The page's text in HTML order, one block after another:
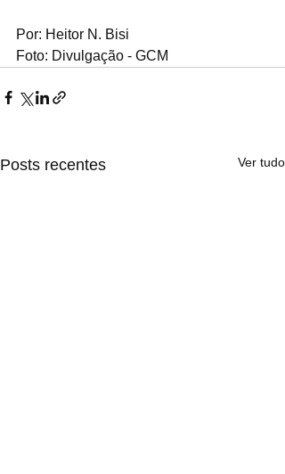
Por: Heitor N. Bisi
Foto: Divulgação - GCM
Posts recentes Ver tudo